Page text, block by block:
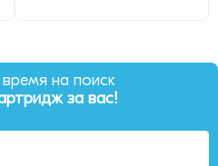
на поиск
за вас!